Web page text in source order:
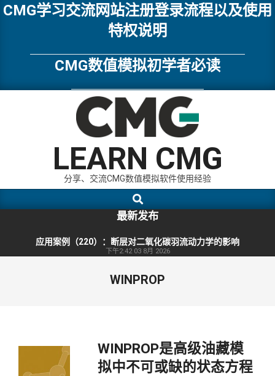
Skip
CMG学习交流网站注册登录流程以及使用
特权说明
CMG数值模拟初学者必读
LEARN CMG
分享、交流CMG数值模拟软件使用经验
Navigation
Search
最新发布
应用案例（220）：断层对二氧化碳羽流动力学的影响
下午2:42 03 8月 2026
WINPROP
WINPROP是高级油藏模
拟中不可或缺的状态方程